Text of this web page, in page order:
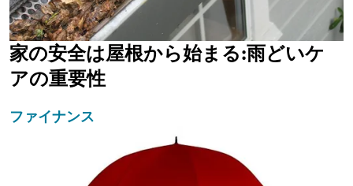
家の安全は屋根から始まる:雨どいケ
アの重要性
ファイナンス